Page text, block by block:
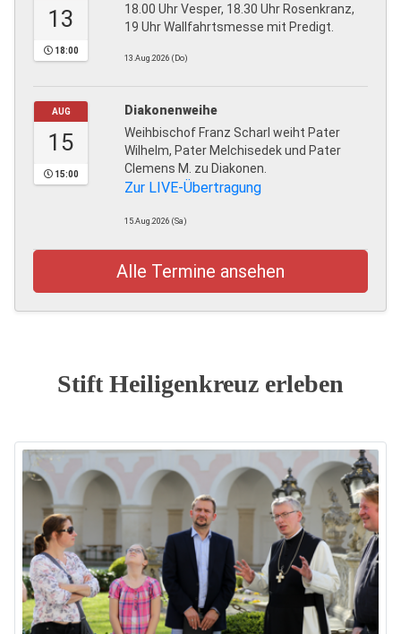
13
18:00
18.00 Uhr Vesper, 18.30 Uhr Rosenkranz,
19 Uhr Wallfahrtsmesse mit Predigt.
13.Aug.2026 (Do)
AUG
15
15:00
Diakonenweihe
Weihbischof Franz Scharl weiht Pater
Wilhelm, Pater Melchisedek und Pater
Clemens M. zu Diakonen.
Zur LIVE-Übertragung
15.Aug.2026 (Sa)
Alle Termine ansehen
Stift Heiligenkreuz erleben